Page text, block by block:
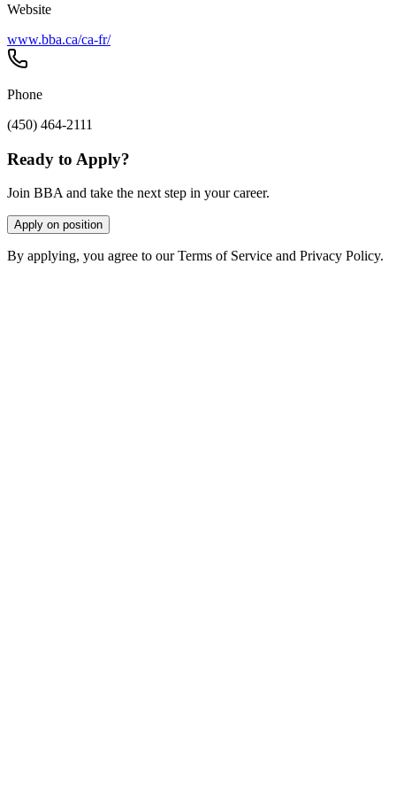
Website
www.bba.ca/ca-fr/
Phone
(450) 464-2111
Ready to Apply?
Join BBA and take the next step in your career.
Apply on position
By applying, you agree to our Terms of Service and Privacy Policy.